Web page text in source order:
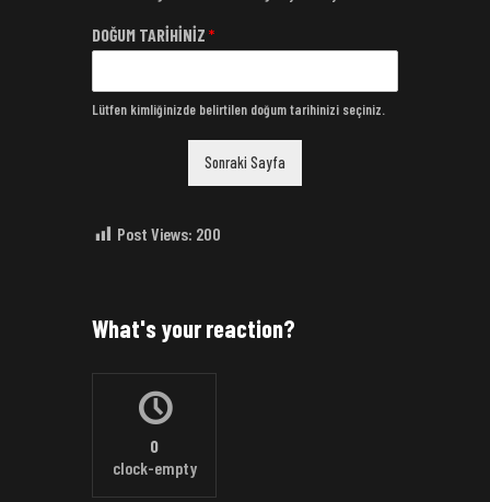
DOĞUM TARİHİNİZ *
Lütfen kimliğinizde belirtilen doğum tarihinizi seçiniz.
Sonraki Sayfa
Post Views: 200
What's your reaction?
0
clock-empty